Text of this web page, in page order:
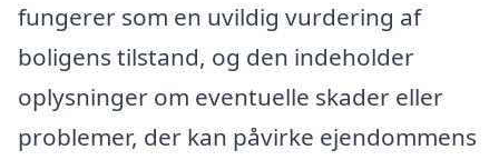
fungerer som en uvildig vurdering af
boligens tilstand, og den indeholder
oplysninger om eventuelle skader eller
problemer, der kan påvirke ejendommens